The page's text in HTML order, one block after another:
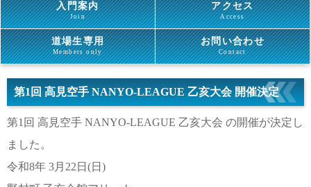
入門案内
Join
アクセス
Access
道場生専用
Members only
お問い合わせ
Contact
第1回 高見空手 NANYO-LEAGUE 乙亥大会 開催決定
第1回 高見空手 NANYO-LEAGUE 乙亥大会 の開催が決定し
ました。
令和8年 3月22日(日)